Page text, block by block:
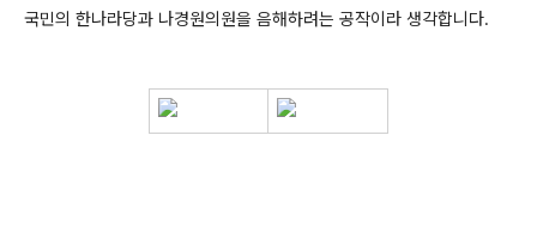
국민의 한나라당과 나경원의원을 음해하려는 공작이라 생각합니다.